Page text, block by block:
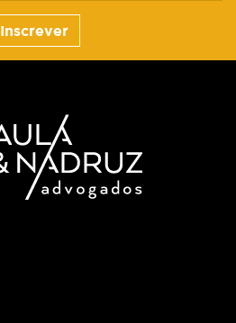
Inscrever